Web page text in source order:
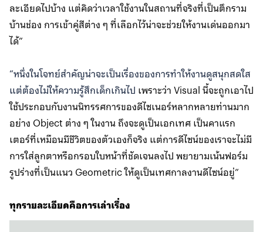
ละเอียดไปบ้าง แต่คิดว่าเวลาใช้งานในสถานที่จริงที่เป็นตึกราม
บ้านช่อง การเข้าคู่สีต่าง ๆ ที่เลือกไว้น่าจะช่วยให้งานเด่นออกมา
ได้”
“หนึ่งในโจทย์สำคัญน่าจะเป็นเรื่องของการทำให้งานดูสนุกสดใส
แต่ต้องไม่ให้ความรู้สึกเด็กเกินไป เพราะว่า Visual นี้จะถูกเอาไป
ใช้ประกอบกับงานนิทรรศการของดีไซเนอร์หลากหลายท่านมาก
อย่าง Object ต่าง ๆ ในงาน ถึงจะดูเป็นเอกเทศ เป็นคาแรก
เตอร์ที่เหมือนมีชีวิตของตัวเองก็จริง แต่การดีไซน์ของเราจะไม่มี
การใส่ลูกตาหรือกรอบใบหน้าที่ชัดเจนลงไป พยายามเน้นฟอร์ม
รูปร่างที่เป็นแนว Geometric ให้ดูเป็นเทศกาลงานดีไซน์อยู่”
ทุกรายละเอียดคือการเล่าเรื่อง